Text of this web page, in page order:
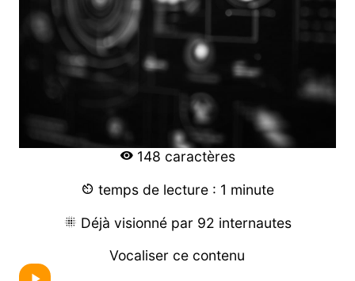
148 caractères
temps de lecture : 1 minute
Déjà visionné par 92 internautes
Vocaliser ce contenu